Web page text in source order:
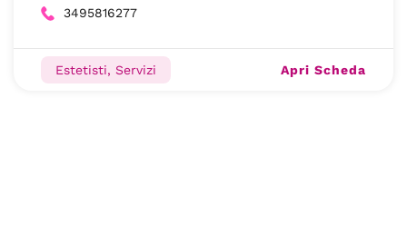
3495816277
Estetisti, Servizi Apri Scheda